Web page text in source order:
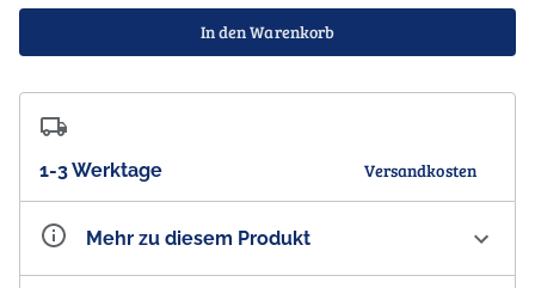
In den Warenkorb
1-3 Werktage Versandkosten
Mehr zu diesem Produkt